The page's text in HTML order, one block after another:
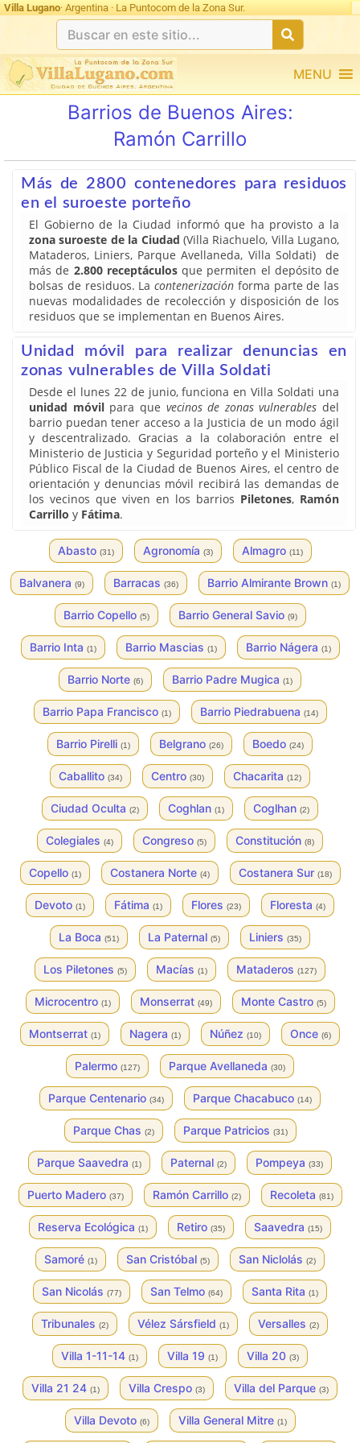
Villa Lugano· Argentina · La Puntocom de la Zona Sur.
MENU
Barrios de Buenos Aires:
Ramón Carrillo
Más de 2800 contenedores para residuos
en el suroeste porteño
El Gobierno de la Ciudad informó que ha provisto a la
zona suroeste de la Ciudad (Villa Riachuelo, Villa Lugano,
Mataderos, Liniers, Parque Avellaneda, Villa Soldati) de
más de 2.800 receptáculosque permiten el depósito de
bolsas de residuos. La contenerización forma parte de las
nuevas modalidades de recolección y disposición de los
residuos que se implementan en Buenos Aires.
Unidad móvil para realizar denuncias en
zonas vulnerables de Villa Soldati
Desde el lunes 22 de junio, funciona en Villa Soldati una
unidad móvilpara que vecinos de zonas vulnerables del
barrio puedan tener acceso a la Justicia de un modo ágil
y descentralizado. Gracias a la colaboración entre el
Ministerio de Justicia y Seguridad porteño y el Ministerio
Público Fiscal de la Ciudad de Buenos Aires, el centro de
orientación y denuncias móvil recibirá las demandas de
los vecinos que viven en los barrios Piletones, Ramón
Carrillo y Fátima.
Abasto (31) Agronomía (3) Almagro (11)
Balvanera (9) Barracas (36) Barrio Almirante Brown (1)
Barrio Copello (5) Barrio General Savio (9)
Barrio Inta (1) Barrio Mascias (1) Barrio Nágera (1)
Barrio Norte (6) Barrio Padre Mugica (1)
Barrio Papa Francisco (1) Barrio Piedrabuena (14)
Barrio Pirelli (1) Belgrano (26) Boedo (24)
Caballito (34) Centro (30) Chacarita (12)
Ciudad Oculta (2) Coghlan (1) Coglhan (2)
Colegiales (4) Congreso (5) Constitución (8)
Copello (1) Costanera Norte (4) Costanera Sur (18)
Devoto (1) Fátima (1) Flores (23) Floresta (4)
La Boca (51) La Paternal (5) Liniers (35)
Los Piletones (5) Macías (1) Mataderos (127)
Microcentro (1) Monserrat (49) Monte Castro (5)
Montserrat (1) Nagera (1) Núñez (10) Once (6)
Palermo (127) Parque Avellaneda (30)
Parque Centenario (34) Parque Chacabuco (14)
Parque Chas (2) Parque Patricios (31)
Parque Saavedra (1) Paternal (2) Pompeya (33)
Puerto Madero (37) Ramón Carrillo (2) Recoleta (81)
Reserva Ecológica (1) Retiro (35) Saavedra (15)
Samoré (1) San Cristóbal (5) San Niclolás (2)
San Nicolás (77) San Telmo (64) Santa Rita (1)
Tribunales (2) Vélez Sársfield (1) Versalles (2)
Villa 1-11-14 (1) Villa 19 (1) Villa 20 (3)
Villa 21 24 (1) Villa Crespo (3) Villa del Parque (3)
Villa Devoto (6) Villa General Mitre (1)